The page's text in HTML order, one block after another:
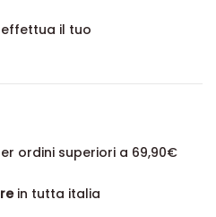
il tuo
ordini superiori a 69,90€
in tutta italia